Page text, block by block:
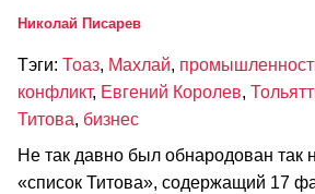
Николай Писарев
Тэги: Тоаз, Махлай,
конфликт, Евгений Королев,
Титова, бизнес
Не так давно был обнародован так
«список Титова», содержащий 17